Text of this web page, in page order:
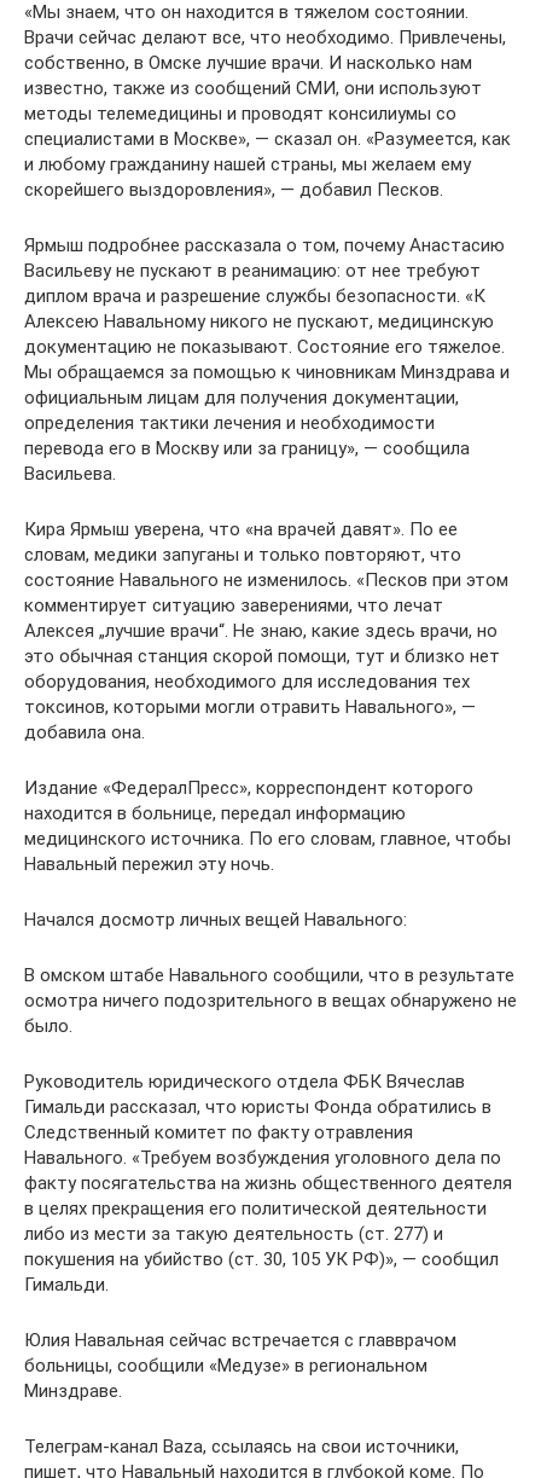
«Мы знаем, что он находится в тяжелом состоянии.
Врачи сейчас делают все, что необходимо. Привлечены,
собственно, в Омске лучшие врачи. И насколько нам
известно, также из сообщений СМИ, они используют
методы телемедицины и проводят консилиумы со
специалистами в Москве», — сказал он. «Разумеется, как
и любому гражданину нашей страны, мы желаем ему
скорейшего выздоровления», — добавил Песков.
Ярмыш подробнее рассказала о том, почему Анастасию
Васильеву не пускают в реанимацию: от нее требуют
диплом врача и разрешение службы безопасности. «К
Алексею Навальному никого не пускают, медицинскую
документацию не показывают. Состояние его тяжелое.
Мы обращаемся за помощью к чиновникам Минздрава и
официальным лицам для получения документации,
определения тактики лечения и необходимости
перевода его в Москву или за границу», — сообщила
Васильева.
Кира Ярмыш уверена, что «на врачей давят». По ее
словам, медики запуганы и только повторяют, что
состояние Навального не изменилось. «Песков при этом
комментирует ситуацию заверениями, что лечат
Алексея „лучшие врачи“. Не знаю, какие здесь врачи, но
это обычная станция скорой помощи, тут и близко нет
оборудования, необходимого для исследования тех
токсинов, которыми могли отравить Навального», —
добавила она.
Издание «ФедералПресс», корреспондент которого
находится в больнице, передал информацию
медицинского источника. По его словам, главное, чтобы
Навальный пережил эту ночь.
Начался досмотр личных вещей Навального:
В омском штабе Навального сообщили, что в результате
осмотра ничего подозрительного в вещах обнаружено не
было.
Руководитель юридического отдела ФБК Вячеслав
Гимальди рассказал, что юристы Фонда обратились в
Следственный комитет по факту отравления
Навального. «Требуем возбуждения уголовного дела по
факту посягательства на жизнь общественного деятеля
в целях прекращения его политической деятельности
либо из мести за такую деятельность (ст. 277) и
покушения на убийство (ст. 30, 105 УК РФ)», — сообщил
Гимальди.
Юлия Навальная сейчас встречается с главврачом
больницы, сообщили «Медузе» в региональном
Минздраве.
Телеграм-канал Baza, ссылаясь на свои источники,
пишет, что Навальный находится в глубокой коме. По